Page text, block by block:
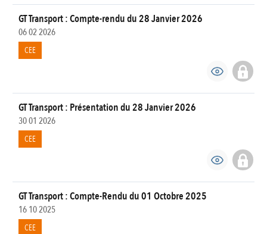
GT Transport : Compte-rendu du 28 Janvier 2026
06 02 2026
CEE
GT Transport : Présentation du 28 Janvier 2026
30 01 2026
CEE
GT Transport : Compte-Rendu du 01 Octobre 2025
16 10 2025
CEE